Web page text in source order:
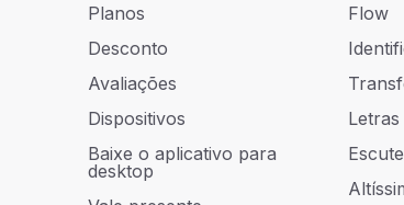
Planos
Desconto
Avaliações
Dispositivos
Baixe o aplicativo para
desktop
Flow
Letras